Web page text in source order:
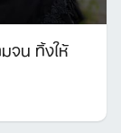
จน ทิ้งให้